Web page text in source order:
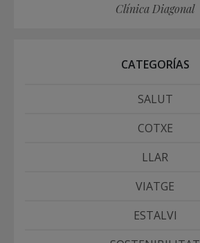
Clínica Diagonal
CATEGORÍAS
SALUT
COTXE
LLAR
VIATGE
ESTALVI